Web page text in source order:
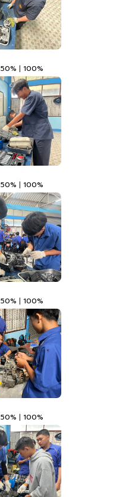
50% | 100%
50% | 100%
50% | 100%
50% | 100%